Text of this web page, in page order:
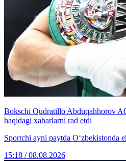
Bokschi Qudratillo Abduqahhorov
haqidagi xabarlarni rad etdi
Sportchi ayni paytda O‘zbekistonda
15:18 / 08.08.2026